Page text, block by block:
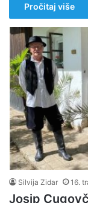
Pročitaj više
Silvija Zidar 16.
Josip